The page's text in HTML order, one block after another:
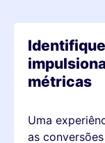
métricas
Uma
as